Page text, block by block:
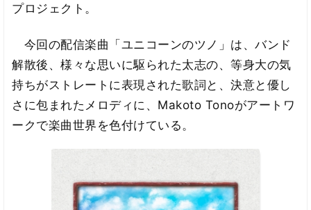
プロジェクト。
今回の配信楽曲「ユニコーンのツノ」は、バンド
解散後、様々な思いに駆られた太志の、等身大の気
持ちがストレートに表現された歌詞と、決意と優し
さに包まれたメロディに、Makoto Tonoがアートワ
ークで楽曲世界を色付けている。